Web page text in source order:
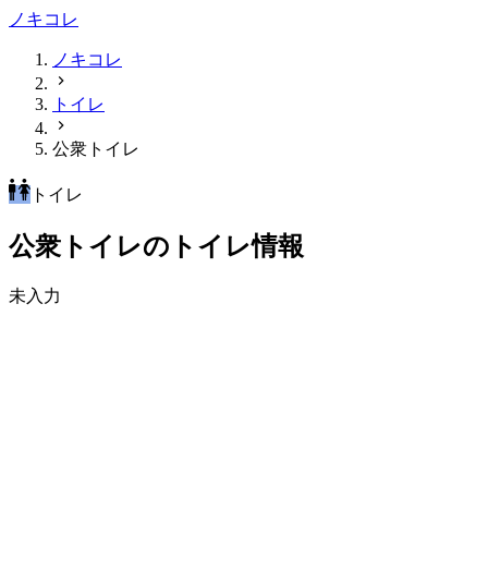
ノキコレ
ノキコレ
トイレ
公衆トイレ
トイレ
公衆トイレのトイレ情報
未入力